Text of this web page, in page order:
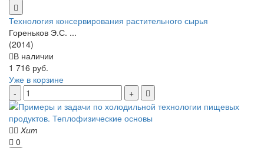
Технология консервирования растительного сырья
Гореньков Э.С. ...
(2014)
В наличии
1 716 руб.
Уже в корзине
Хит
0